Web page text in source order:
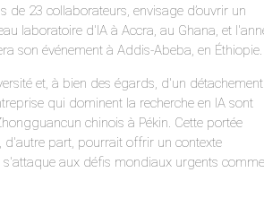
23 collaborateurs, envisage d’ouvrir un
laboratoire d'IA à Accra, au Ghana, et
son événement à Addis-Abeba, en Éthiopie.
et, à bien des égards, d'un détachement
qui dominent la recherche en IA sont
chinois à Pékin. Cette portée
d'autre part, pourrait offrir un contexte
aux défis mondiaux urgents